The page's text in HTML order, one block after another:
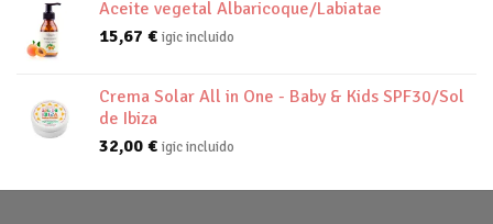
Aceite vegetal Albaricoque/Labiatae
15,67 € igic incluido
Crema Solar All in One - Baby & Kids SPF30/Sol
de Ibiza
32,00 € igic incluido